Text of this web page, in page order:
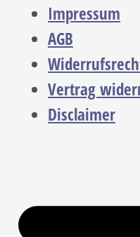
Impressum
AGB
Vertrag
Disclaimer